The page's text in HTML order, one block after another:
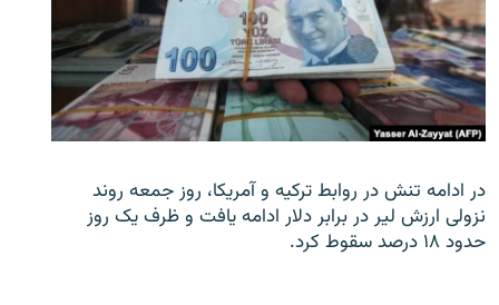
در ادامه تنش در روابط ترکیه و آمریکا، روز جمعه روند
نزولی ارزش لیر در برابر دلار ادامه یافت و ظرف یک روز
حدود ۱۸ درصد سقوط کرد.